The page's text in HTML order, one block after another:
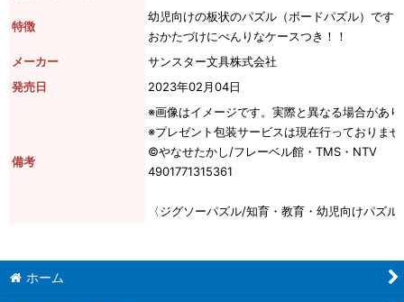
特徴
幼児向けの板状のパズル（ボードパズル）です
おかたづけにべんりなケースつき！！
メーカー
サンスター文具株式会社
発売日
2023年02月04日
備考
※画像はイメージです。実際と異なる場合があ
※プレゼント包装サービスは現在行っておりませ
©やなせたかし/フレーベル館・TMS・NTV
4901771315361
〈ジグソーパズル/知育・教育・幼児向けパズル
ホーム